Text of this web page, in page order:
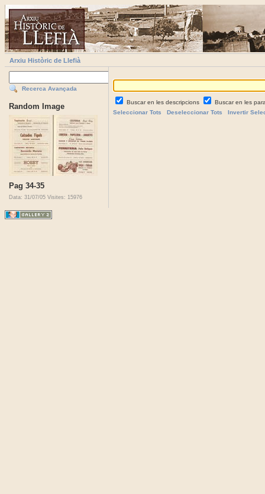
Arxiu Històric de Llefià
Recerca Avançada
Random Image
Pag 34-35
Data: 31/07/05 Visites: 15976
Buscar en les descripcions
Buscar en les
Seleccionar Tots
Deseleccionar Tots Invertir